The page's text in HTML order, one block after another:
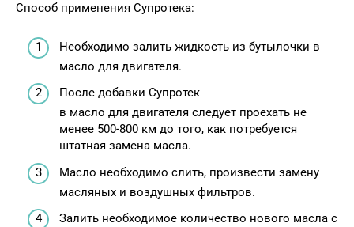
Способ применения Супротека:
Необходимо залить жидкость из бутылочки в
масло для двигателя.
После добавки Супротек
в масло для двигателя следует проехать не
менее 500-800 км до того, как потребуется
штатная замена масла.
Масло необходимо слить, произвести замену
масляных и воздушных фильтров.
Залить необходимое количество нового масла с